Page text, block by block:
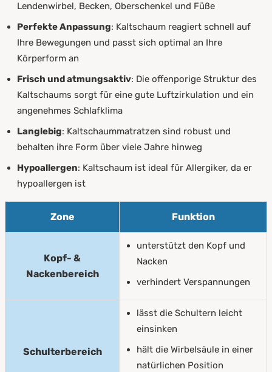
Lendenwirbel, Becken, Oberschenkel und Füße
Perfekte Anpassung: Kaltschaum reagiert schnell auf
Ihre Bewegungen und passt sich optimal an Ihre
Körperform an
Frisch und atmungsaktiv: Die offenporige Struktur des
Kaltschaums sorgt für eine gute Luftzirkulation und ein
angenehmes Schlafklima
Langlebig: Kaltschaummatratzen sind robust und
behalten ihre Form über viele Jahre hinweg
Hypoallergen: Kaltschaum ist ideal für Allergiker, da er
hypoallergen ist
Zone Funktion
Kopf- &
Nackenbereich
unterstützt den Kopf und
Nacken
verhindert Verspannungen
Schulterbereich
lässt die Schultern leicht
einsinken
hält die Wirbelsäule in einer
natürlichen Position